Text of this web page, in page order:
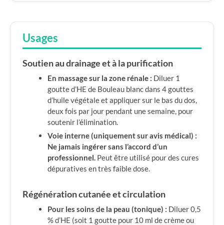
Usages
Soutien au drainage et à la purification
En massage sur la zone rénale : Diluer 1
goutte d’HE de Bouleau blanc dans 4 gouttes
d’huile végétale et appliquer sur le bas du dos,
deux fois par jour pendant une semaine, pour
soutenir l’élimination.
Voie interne (uniquement sur avis médical) :
Ne jamais ingérer sans l’accord d’un
professionnel. Peut être utilisé pour des cures
dépuratives en très faible dose.
Régénération cutanée et circulation
Pour les soins de la peau (tonique) : Diluer 0,5
% d’HE (soit 1 goutte pour 10 ml de crème ou